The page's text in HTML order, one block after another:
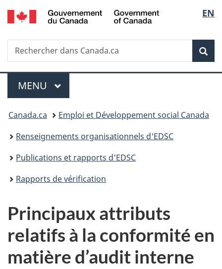
Passer
au
principal
Passer
à
Au
du
Passer
à
version
simplifiée
de
la
EN
Recherche
Rechercher
dans
Menu
MENU PRINCIPAL
Vous
êtes
ici :
Canada.ca
Emploi et Développement social Canada
Renseignements organisationnels d'EDSC
Publications et rapports d'EDSC
Rapports de vérification
Principaux attributs
relatifs à la conformité en
matière d’audit interne